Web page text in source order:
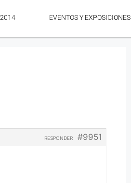
EVENTOS Y EXPOSICIONES
#9951
RESPONDER